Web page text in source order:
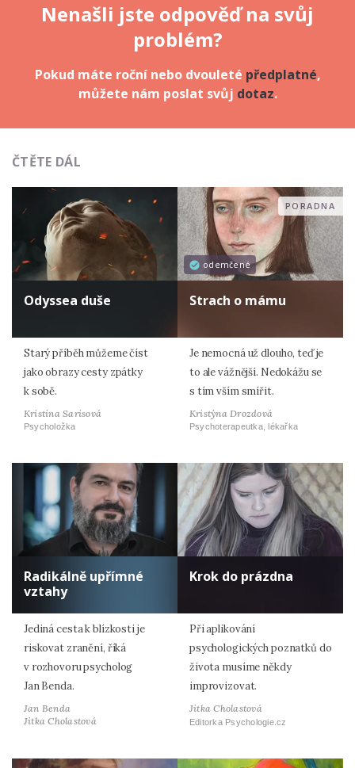
Nenašli jste odpověď na svůj
problém?
Pokud máte roční nebo dvouleté předplatné,
můžete nám poslat svůj dotaz.
ČTĚTE DÁL
Odyssea duše
Starý příběh můžeme číst
jako obrazy cesty zpátky
k sobě.
Kristina Sarisová
Psycholožka
odemčené
PORADNA
Strach o mámu
Je nemocná už dlouho, teď je
to ale vážnější. Nedokážu se
s tím vším smířit.
Kristýna Drozdová
Psychoterapeutka, lékařka
Radikálně upřímné
vztahy
Jediná cesta k blízkosti je
riskovat zranění, říká
v rozhovoru psycholog
Jan Benda.
Jan Benda
Jitka Cholastová
Krok do prázdna
Při aplikování
psychologických poznatků do
života musíme někdy
improvizovat.
Jitka Cholastová
Editorka Psychologie.cz